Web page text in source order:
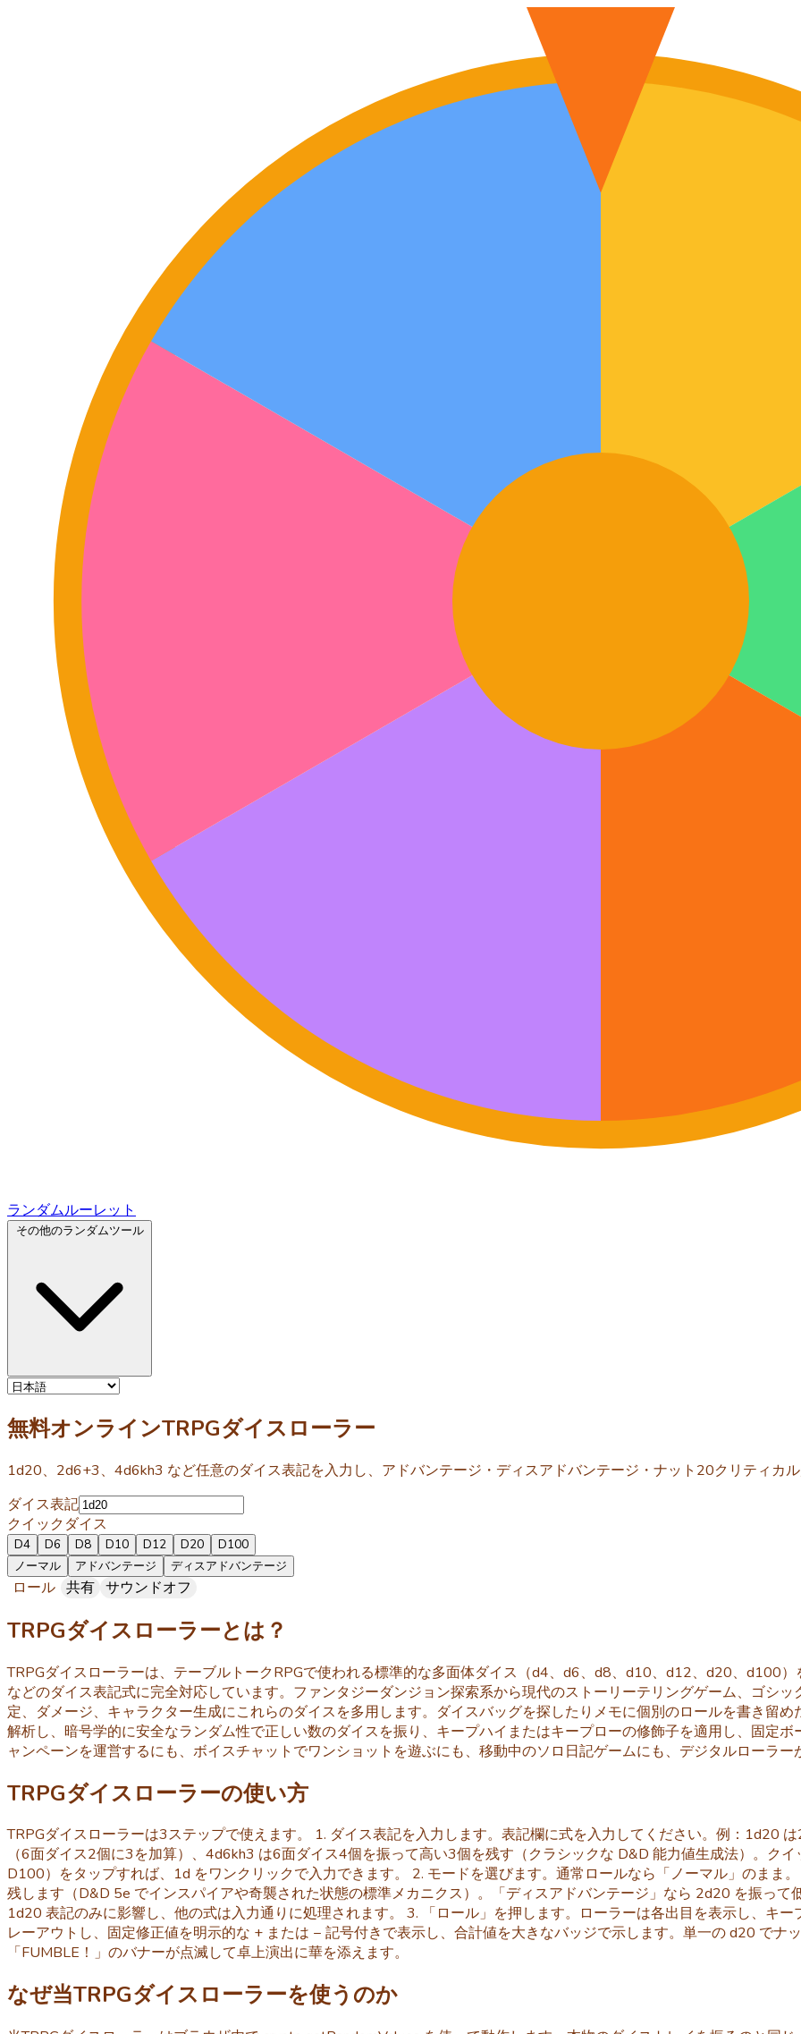
ランダムルーレット
その他のランダムツール
無料オンラインTRPGダイスローラー
1d20、2d6+3、4d6kh3 など任意のダイス表記を入力し、アドバンテージ・ディスアドバンテージ・ナット20クリティカル
ダイス表記
クイックダイス
D4 D6 D8 D10 D12 D20
D100
ノーマル
アドバンテージ ディスアドバンテージ
ロール 共有 サウンドオフ
TRPGダイスローラーとは？
TRPGダイスローラーは、テーブルトークRPGで使われる標準的な多面体ダイス（d4、d6、d8、d10、d12、d20、d100
などのダイス表記式に完全対応しています。ファンタジーダンジョン探索系から現代のストーリーテリングゲーム、ゴシ
定、ダメージ、キャラクター生成にこれらのダイスを多用します。ダイスバッグを探したりメモに個別のロールを書き留
解析し、暗号学的に安全なランダム性で正しい数のダイスを振り、キープハイまたはキープローの修飾子を適用し、固定
ャンペーンを運営するにも、ボイスチャットでワンショットを遊ぶにも、移動中のソロ日記ゲームにも、デジタルローラー
TRPGダイスローラーの使い方
TRPGダイスローラーは3ステップで使えます。 1. ダイス表記を入力します。表記欄に式を入力してください。例：1d20
（6面ダイス2個に3を加算）、4d6kh3 は6面ダイス4個を振って高い3個を残す（クラシックな D&D 能力値生成法）。ク
D100）をタップすれば、1d をワンクリックで入力できます。 2. モードを選びます。通常ロールなら「ノーマル」のまま
残します（D&D 5e でインスパイアや奇襲された状態の標準メカニクス）。「ディスアドバンテージ」なら 2d20 を振っ
1d20 表記のみに影響し、他の式は入力通りに処理されます。 3. 「ロール」を押します。ローラーは各出目を表示し、キ
レーアウトし、固定修正値を明示的な + または − 記号付きで表示し、合計値を大きなバッジで示します。単一の d20 でナ
「FUMBLE！」のバナーが点滅して卓上演出に華を添えます。
なぜ当TRPGダイスローラーを使うのか